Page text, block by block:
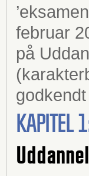
februar
på
KAPITEL